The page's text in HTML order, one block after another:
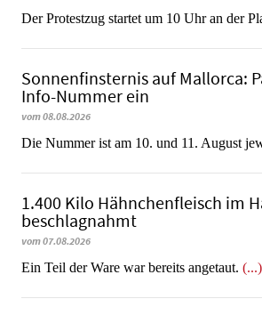
Der Protestzug startet um 10 Uhr an der
Sonnenfinsternis auf Mallorca:
Info-Nummer ein
vom 08.08.2026
Die Nummer ist am 10. und 11. August
1.400 Kilo Hähnchenfleisch im
beschlagnahmt
vom 07.08.2026
​​​​​​​Ein Teil der Ware war bereits angetaut. (...)